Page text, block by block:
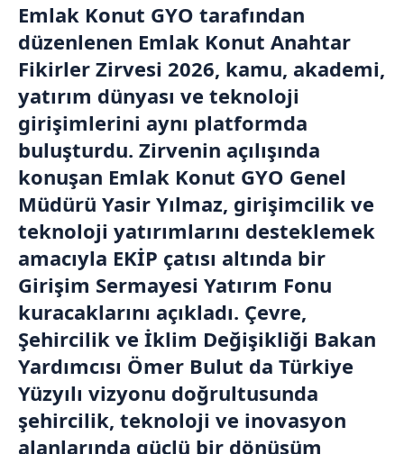
Emlak Konut GYO tarafından
düzenlenen Emlak Konut Anahtar
Fikirler Zirvesi 2026, kamu, akademi,
yatırım dünyası ve teknoloji
girişimlerini aynı platformda
buluşturdu. Zirvenin açılışında
konuşan Emlak Konut GYO Genel
Müdürü Yasir Yılmaz, girişimcilik ve
teknoloji yatırımlarını desteklemek
amacıyla EKİP çatısı altında bir
Girişim Sermayesi Yatırım Fonu
kuracaklarını açıkladı. Çevre,
Şehircilik ve İklim Değişikliği Bakan
Yardımcısı Ömer Bulut da Türkiye
Yüzyılı vizyonu doğrultusunda
şehircilik, teknoloji ve inovasyon
alanlarında güçlü bir dönüşüm